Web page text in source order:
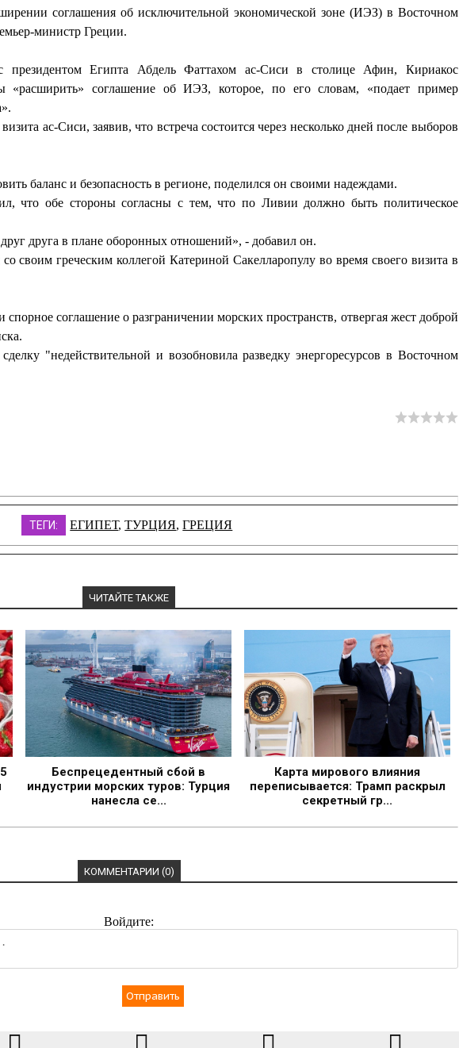
соглашения об исключительной экономической зоне (ИЭЗ) в Восточном
министр Греции.
президентом Египта Абдель Фаттахом ас-Сиси в столице Афин, Кириакос
«расширить» соглашение об ИЭЗ, которое, по его словам, «подает пример
ас-Сиси, заявив, что встреча состоится через несколько дней после выборов
баланс и безопасность в регионе, поделился он своими надеждами.
что обе стороны согласны с тем, что по Ливии должно быть политическое
друга в плане оборонных отношений», - добавил он.
своим греческим коллегой Катериной Сакелларопулу во время своего визита в
спорное соглашение о разграничении морских пространств, отвергая жест доброй
"недействительной и возобновила разведку энергоресурсов в Восточном
ТЕГИ: ЕГИПЕТ,ТУРЦИЯ,ГРЕЦИЯ
ЧИТАЙТЕ ТАКЖЕ
Беспрецедентный сбой в
индустрии морских туров: Турция
нанесла се...
Карта мирового влияния
переписывается: Трамп раскрыл
секретный гр...
КОММЕНТАРИИ (0)
Войдите:
Отправить